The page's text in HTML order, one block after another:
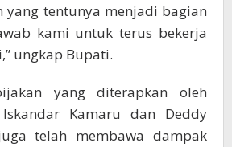
yang tentunya menjadi bagian
kami untuk terus bekerja
ungkap Bupati.
yang diterapkan oleh
Kamaru dan Deddy
telah membawa dampak